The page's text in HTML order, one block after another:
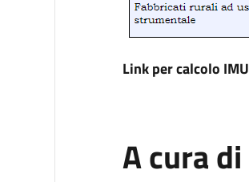
Link per calcolo IMU
A cura di